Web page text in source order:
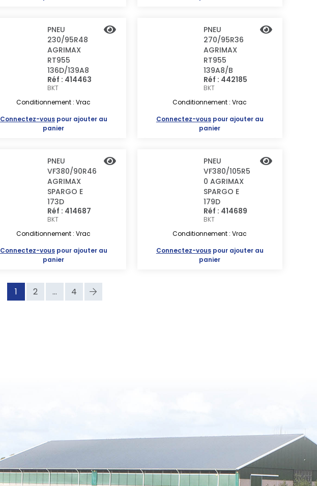
PNEU
230/95R48
AGRIMAX
RT955
136D/139A8
Réf : 414463
BKT
Conditionnement : Vrac
Connectez-vouspour ajouter au
panier
PNEU
270/95R36
AGRIMAX
RT955
139A8/B
Réf : 442185
BKT
Conditionnement : Vrac
Connectez-vouspour ajouter au
panier
PNEU
VF380/90R46
AGRIMAX
SPARGO E
173D
Réf : 414687
BKT
Conditionnement : Vrac
Connectez-vouspour ajouter au
panier
PNEU
VF380/105R5
0 AGRIMAX
SPARGO E
179D
Réf : 414689
BKT
Conditionnement : Vrac
Connectez-vouspour ajouter au
panier
1 2 ... 4